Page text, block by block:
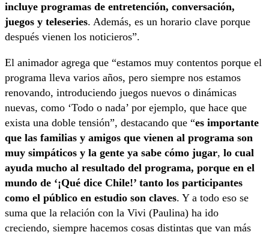
incluye programas de entretención, conversación,
juegos y teleseries. Además, es un horario clave porque
después vienen los noticieros”.
El animador agrega que “estamos muy contentos porque el
programa lleva varios años, pero siempre nos estamos
renovando, introduciendo juegos nuevos o dinámicas
nuevas, como ‘Todo o nada’ por ejemplo, que hace que
exista una doble tensión”, destacando que “es importante
que las familias y amigos que vienen al programa son
muy simpáticos y la gente ya sabe cómo jugar, lo cual
ayuda mucho al resultado del programa, porque en el
mundo de ‘¡Qué dice Chile!’ tanto los participantes
como el público en estudio son claves. Y a todo eso se
suma que la relación con la Vivi (Paulina) ha ido
creciendo, siempre hacemos cosas distintas que van más